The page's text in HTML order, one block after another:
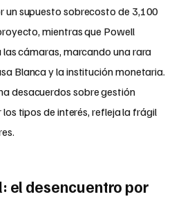
un supuesto sobrecosto de 3,100
mientras que Powell
cámaras, marcando una rara
Blanca y la institución monetaria.
desacuerdos sobre gestión
tipos de interés, refleja la frágil
el desencuentro por